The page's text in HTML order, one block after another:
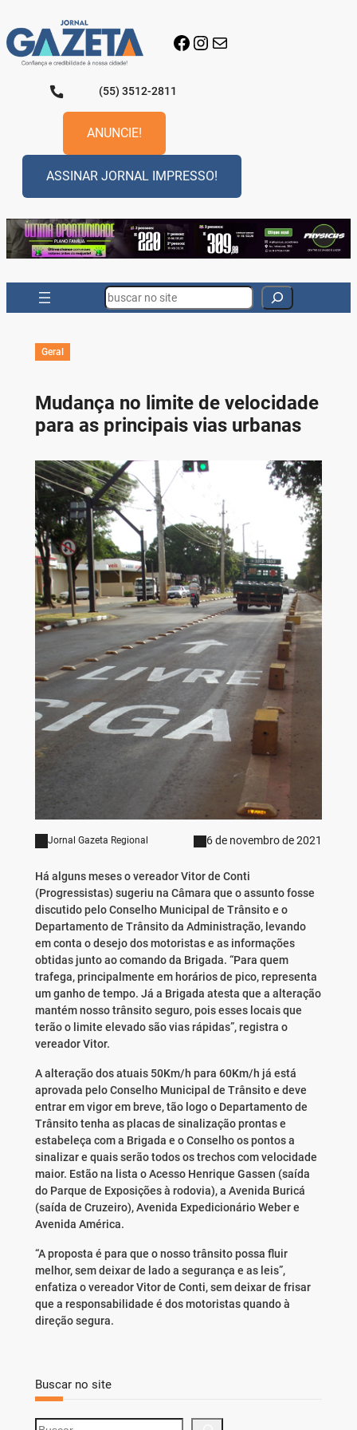
para
o
conteúdo
Facebook
Instagram
E-mail
(55) 3512-2811
ANUNCIE!
ASSINAR JORNAL IMPRESSO!
Search
Geral
Mudança no limite de velocidade
para as principais vias urbanas
Jornal Gazeta Regional 6 de novembro de 2021
Há alguns meses o vereador Vitor de Conti
(Progressistas) sugeriu na Câmara que o assunto fosse
discutido pelo Conselho Municipal de Trânsito e o
Departamento de Trânsito da Administração, levando
em conta o desejo dos motoristas e as informações
obtidas junto ao comando da Brigada. “Para quem
trafega, principalmente em horários de pico, representa
um ganho de tempo. Já a Brigada atesta que a alteração
mantém nosso trânsito seguro, pois esses locais que
terão o limite elevado são vias rápidas”, registra o
vereador Vitor.
A alteração dos atuais 50Km/h para 60Km/h já está
aprovada pelo Conselho Municipal de Trânsito e deve
entrar em vigor em breve, tão logo o Departamento de
Trânsito tenha as placas de sinalização prontas e
estabeleça com a Brigada e o Conselho os pontos a
sinalizar e quais serão todos os trechos com velocidade
maior. Estão na lista o Acesso Henrique Gassen (saída
do Parque de Exposições à rodovia), a Avenida Buricá
(saída de Cruzeiro), Avenida Expedicionário Weber e
Avenida América.
“A proposta é para que o nosso trânsito possa fluir
melhor, sem deixar de lado a segurança e as leis”,
enfatiza o vereador Vitor de Conti, sem deixar de frisar
que a responsabilidade é dos motoristas quando à
direção segura.
Buscar no site
S